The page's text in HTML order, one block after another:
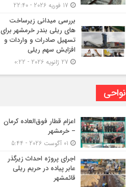
بررسی میدانی زیرساخت
های ریلی بندر خرمشهر برای
تسهیل صادرات و واردات و
افزایش سهم ریلی
نواحی
اعزام قطار فوق‌العاده کرمان
– خرمشهر
اجرای پروژه احداث زیرگذر
عابر پیاده در حریم ریلی
قائمشهر